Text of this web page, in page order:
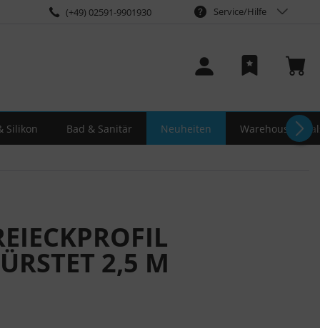
(+49) 02591-9901930 Service/Hilfe
Silikon Bad & Sanitär Neuheiten Warehouse-
2,5 M